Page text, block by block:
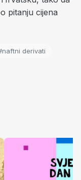
pitanju cijena
derivati